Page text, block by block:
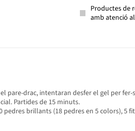
Productes de
amb atenció
drac, intentaran desfer el gel per fer-
Partides de 15 minuts.
brillants (18 pedres en 5 colors), 5